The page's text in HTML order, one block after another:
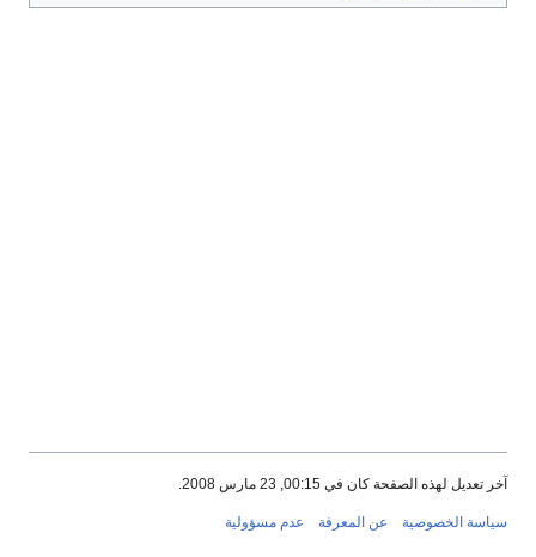
آخر تعديل لهذه الصفحة كان في 00:15, 23 مارس 2008.
سياسة الخصوصية عن المعرفة عدم مسؤولية